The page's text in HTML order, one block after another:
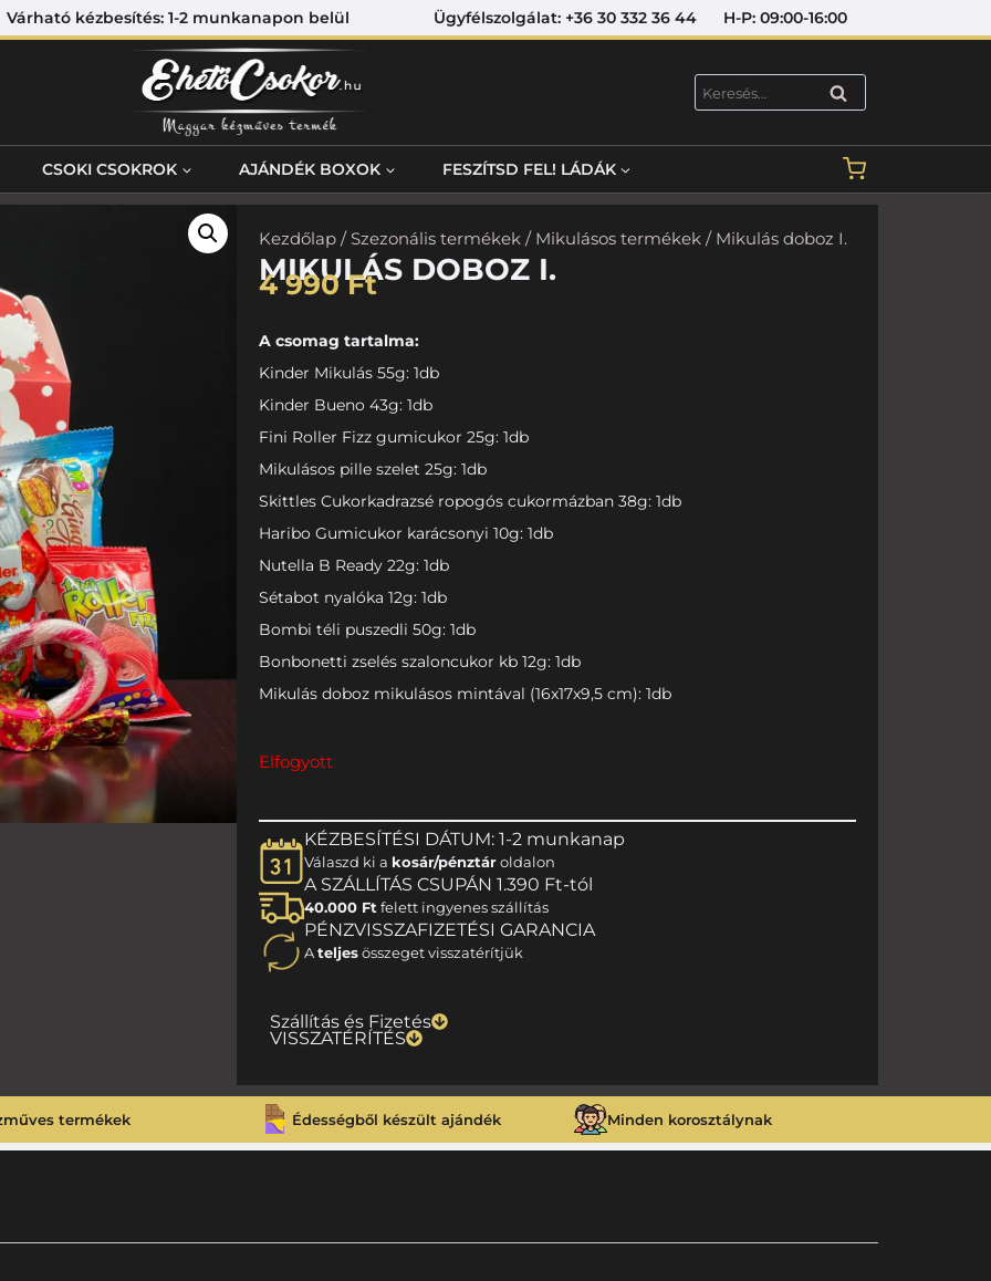
kézbesítés: 1-2 munkanapon belül Ügyfélszolgálat: +36 30 332 36 44 H-P: 09:00-16:00
KERESÉS
CSOKI CSOKROK AJÁNDÉK BOXOK FESZÍTSD FEL! LÁDÁK
Kezdőlap/ Szezonális termékek/ Mikulásos termékek/ Mikulás doboz I.
MIKULÁS DOBOZ I.
4 990Ft
A csomag tartalma:
Kinder Mikulás 55g: 1db
Kinder Bueno 43g: 1db
Fini Roller Fizz gumicukor 25g: 1db
Mikulásos pille szelet 25g: 1db
Skittles Cukorkadrazsé ropogós cukormázban 38g: 1db
Haribo Gumicukor karácsonyi 10g: 1db
Nutella B Ready 22g: 1db
Sétabot nyalóka 12g: 1db
Bombi téli puszedli 50g: 1db
Bonbonetti zselés szaloncukor kb 12g: 1db
Mikulás doboz mikulásos mintával (16x17x9,5 cm): 1db
Elfogyott
KÉZBESÍTÉSI DÁTUM: 1-2 munkanap
Válaszd ki a kosár/pénztároldalon
A SZÁLLÍTÁS CSUPÁN 1.390 Ft-tól
40.000 Ft felett ingyenes szállítás
PÉNZVISSZAFIZETÉSI GARANCIA
Ateljesösszeget visszatérítjük
Szállítás és Fizetés
VISSZATÉRÍTÉS
termékek Édességből készült ajándék Minden korosztálynak